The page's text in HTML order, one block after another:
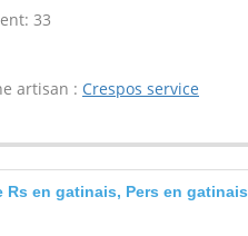
33
artisan : Crespos service
Rs en gatinais, Pers en gatinais